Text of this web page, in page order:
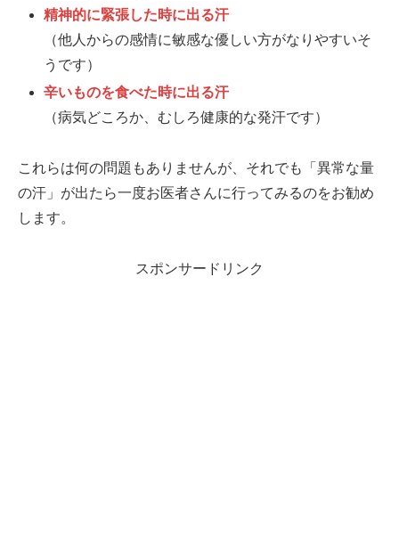
精神的に緊張した時に出る汗
（他人からの感情に敏感な優しい方がなりやすいそ
うです）
辛いものを食べた時に出る汗
（病気どころか、むしろ健康的な発汗です）
これらは何の問題もありませんが、それでも「異常な量
の汗」が出たら一度お医者さんに行ってみるのをお勧め
します。
スポンサードリンク